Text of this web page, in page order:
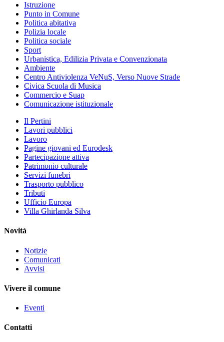
Istruzione
Punto in Comune
Politica abitativa
Polizia locale
Politica sociale
Sport
Urbanistica, Edilizia Privata e Convenzionata
Ambiente
Centro Antiviolenza VeNuS, Verso Nuove Strade
Civica Scuola di Musica
Commercio e Suap
Comunicazione istituzionale
Il Pertini
Lavori pubblici
Lavoro
Pagine giovani ed Eurodesk
Partecipazione attiva
Patrimonio culturale
Servizi funebri
Trasporto pubblico
Tributi
Ufficio Europa
Villa Ghirlanda Silva
Novità
Notizie
Comunicati
Avvisi
Vivere il comune
Eventi
Contatti